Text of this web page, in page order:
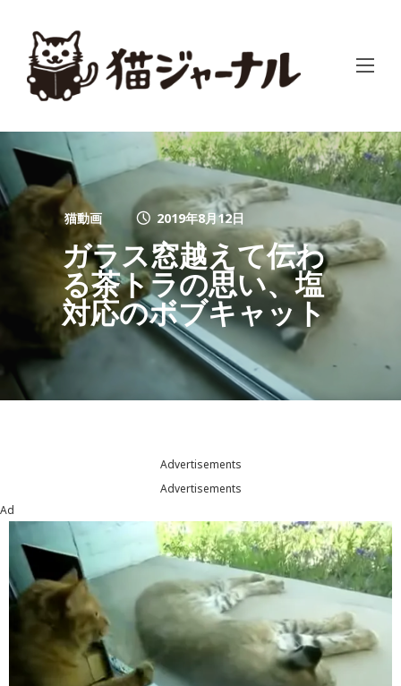
猫動画 2019年8月12日
ガラス窓越えて伝わ
る茶トラの思い、塩
対応のボブキャット
Advertisements
Advertisements
Ad